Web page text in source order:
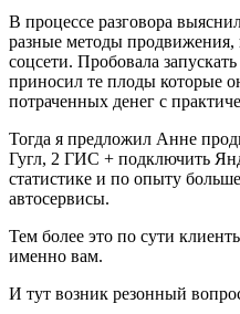
В процессе разговора
разные методы продвижения,
соцсети. Пробовала
приносил те плоды которые
потраченных денег с
Тогда я предложил Анне
Гугл, 2 ГИС + подключить
статистике и по опыту
автосервисы.
Тем более это по сути
именно вам.
И тут возник резонный